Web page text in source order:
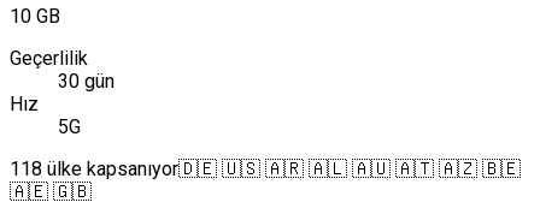
10 GB
Geçerlilik
30 gün
Hız
5G
118 ülke kapsanıyor🇩🇪 🇺🇸 🇦🇷 🇦🇱 🇦🇺 🇦🇹 🇦🇿 🇧🇪
🇦🇪 🇬🇧